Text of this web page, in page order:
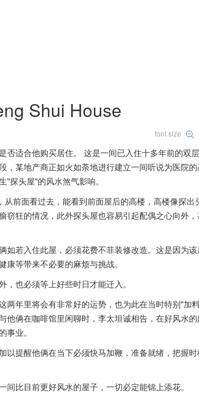
Shui House
font size
适合他购买居住。 这是一间已入住十多年前的双
某地产商正如火如荼地进行建立一间听说为医院
探头屋"的风水煞气影响。
前面看过去，能看到前面屋后的高楼，高楼像探出
狂的情况，此外探头屋也容易引起配偶之心向外
若入住此屋，必须花费不菲装修改造。这是因为
等带来不必要的麻烦与挑战。
也必须等上好些时日才能迁入。
年里将会有非常好的运势，也为此在当时特别"加
俩在咖啡馆里闲聊时，李太坦诚相告，在好风水
业。
提醒他俩在当下必须快马加鞭，准备就绪，把握
比目前更好风水的屋子，一切必定能锦上添花。